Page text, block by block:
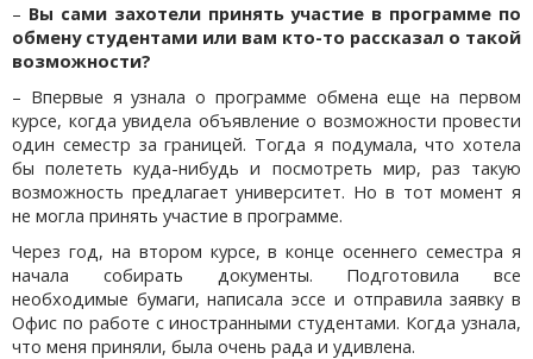
– Вы сами захотели принять участие в программе по
обмену студентами или вам кто-то рассказал о такой
возможности?
– Впервые я узнала о программе обмена еще на первом
курсе, когда увидела объявление о возможности провести
один семестр за границей. Тогда я подумала, что хотела
бы полететь куда-нибудь и посмотреть мир, раз такую
возможность предлагает университет. Но в тот момент я
не могла принять участие в программе.
Через год, на втором курсе, в конце осеннего семестра я
начала собирать документы. Подготовила все
необходимые бумаги, написала эссе и отправила заявку в
Офис по работе с иностранными студентами. Когда узнала,
что меня приняли, была очень рада и удивлена.